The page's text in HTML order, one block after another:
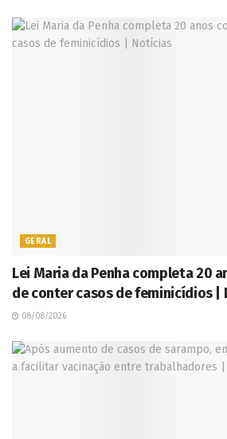
GERAL
Lei Maria da Penha completa 20
de conter casos de feminicídios |
08/08/2026